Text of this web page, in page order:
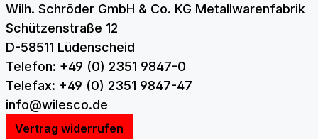
Wilh. Schröder GmbH & Co. KG Metallwarenfabrik
Schützenstraße 12
D-58511 Lüdenscheid
Telefon: +49 (0) 2351 9847-0
Telefax: +49 (0) 2351 9847-47
info@wilesco.de
Vertrag widerrufen